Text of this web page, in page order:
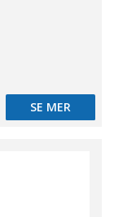
SE MER
SE MER